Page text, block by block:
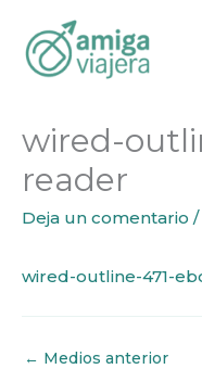
contenido
wired-
reader
Deja un comentario /
wired-outline-471-
← Medios anterior